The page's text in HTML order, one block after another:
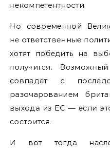
некомпетентности.
Но современной
не ответственные
хотят победить на
получится.
совпадёт с
разочарованием
выхода из ЕС — если
состоится.
И вот тогда